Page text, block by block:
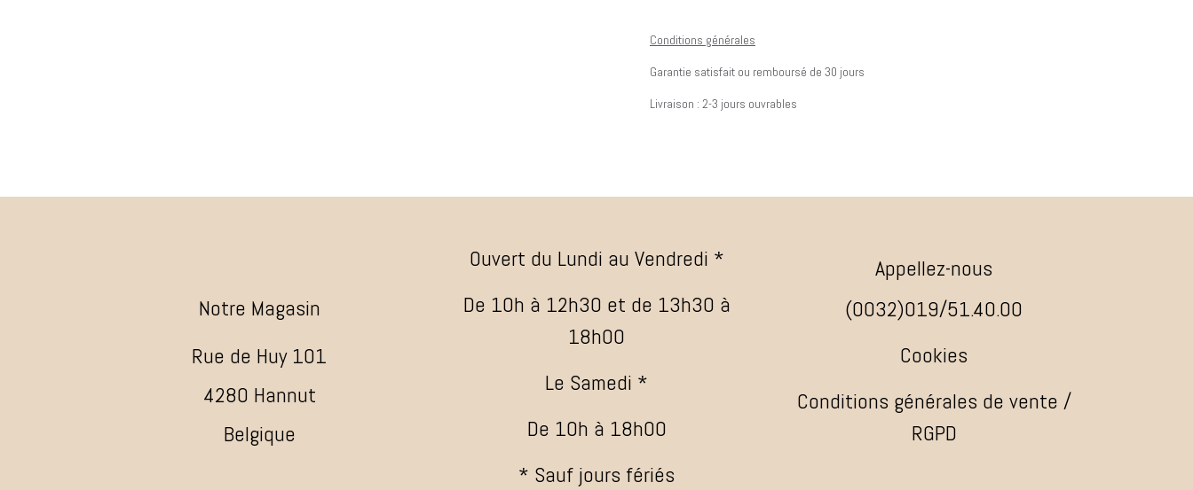
Conditions générales
Garantie satisfait ou remboursé de 30 jours
Livraison : 2-3 jours ouvrables
Notre Magasin
Rue de Huy 101
4280 Hannut
Belgique
Ouvert du Lundi au Vendredi *
De 10h à 12h30 et de 13h30 à
18h00
Le Samedi *
De 10h à 18h00
* Sauf jours fériés
Appellez-nous
(0032)019/51.40.00
Cookies
Conditions générales de vente /
RGPD